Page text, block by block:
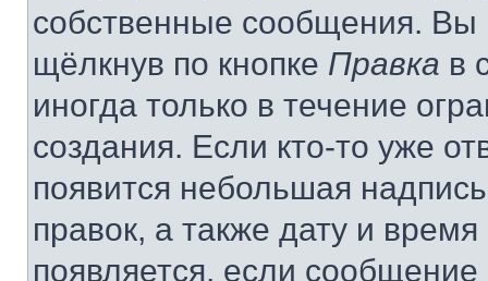
собственные сообщения. Вы
щёлкнув по кнопке Правка в
иногда только в течение
создания. Если кто-то уже
появится небольшая
правок, а также дату и
появляется, если